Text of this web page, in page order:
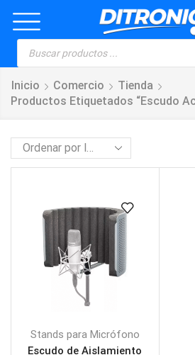
Inicio Comercio
Tienda
Productos Etiquetados “escudo
Stands para Micrófono
Escudo de Aislamiento